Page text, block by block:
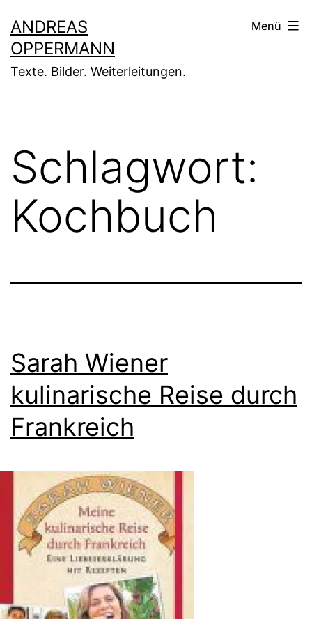
Inhalt
springen
ANDREAS
OPPERMANN
Texte. Bilder. Weiterleitungen.
Menü
Schlagwort:
Kochbuch
Sarah Wiener
kulinarische Reise durch
Frankreich